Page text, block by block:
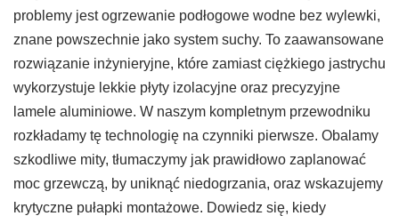
problemy jest ogrzewanie podłogowe wodne bez wylewki,
znane powszechnie jako system suchy. To zaawansowane
rozwiązanie inżynieryjne, które zamiast ciężkiego jastrychu
wykorzystuje lekkie płyty izolacyjne oraz precyzyjne
lamele aluminiowe. W naszym kompletnym przewodniku
rozkładamy tę technologię na czynniki pierwsze. Obalamy
szkodliwe mity, tłumaczymy jak prawidłowo zaplanować
moc grzewczą, by uniknąć niedogrzania, oraz wskazujemy
krytyczne pułapki montażowe. Dowiedz się, kiedy